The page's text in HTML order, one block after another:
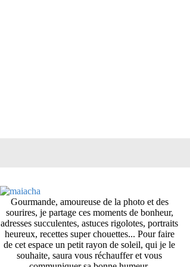
Gourmande, amoureuse de la photo et des
sourires, je partage ces moments de bonheur,
adresses succulentes, astuces rigolotes, portraits
heureux, recettes super chouettes... Pour faire
de cet espace un petit rayon de soleil, qui je le
souhaite, saura vous réchauffer et vous